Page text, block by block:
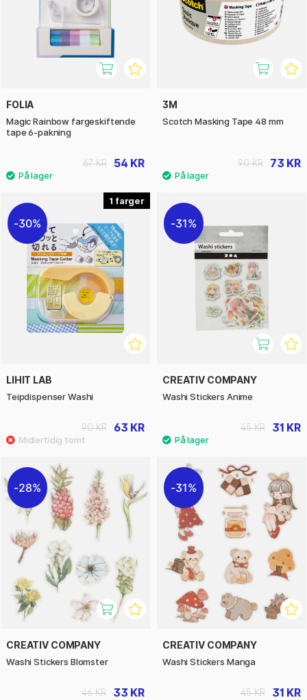
FOLIA
Magic Rainbow fargeskiftende
tape 6-pakning
54 KR
67 KR
3M
Scotch Masking Tape 48 mm
73 KR
90 KR
1
30%
LIHIT LAB
Teipdispenser Washi
63 KR
90 KR
31%
CREATIV COMPANY
Washi Stickers Anime
31 KR
45 KR
28%
CREATIV COMPANY
Washi Stickers Blomster
33 KR
46 KR
31%
CREATIV COMPANY
Washi Stickers Manga
31 KR
45 KR